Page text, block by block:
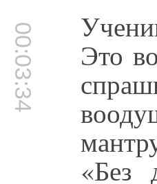
00:03:34 Это
«Без